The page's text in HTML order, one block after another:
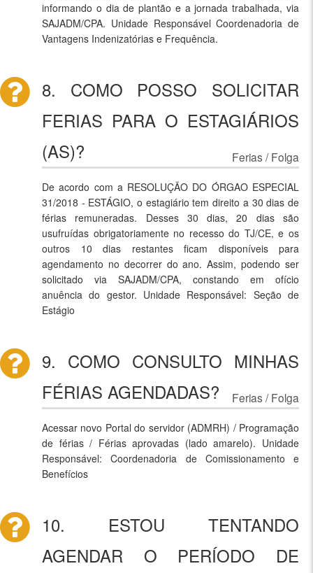
informando o dia de plantão e a jornada trabalhada, via
SAJADM/CPA. Unidade Responsável Coordenadoria de
Vantagens Indenizatórias e Frequência.
8. COMO POSSO SOLICITAR
FERIAS PARA O ESTAGIÁRIOS
(AS)?
Ferias / Folga
De acordo com a RESOLUÇÃO DO ÓRGAO ESPECIAL
31/2018 - ESTÁGIO, o estagiário tem direito a 30 dias de
férias remuneradas. Desses 30 dias, 20 dias são
usufruídas obrigatoriamente no recesso do TJ/CE, e os
outros 10 dias restantes ficam disponíveis para
agendamento no decorrer do ano. Assim, podendo ser
solicitado via SAJADM/CPA, constando em ofício
anuência do gestor. Unidade Responsável: Seção de
Estágio
9. COMO CONSULTO MINHAS
FÉRIAS AGENDADAS?
Ferias / Folga
Acessar novo Portal do servidor (ADMRH) / Programação
de férias / Férias aprovadas (lado amarelo). Unidade
Responsável: Coordenadoria de Comissionamento e
Benefícios
10. ESTOU TENTANDO
AGENDAR O PERÍODO DE